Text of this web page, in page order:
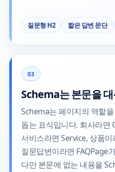
질문형 H2 짧은 답변 문단
03
Schema는 본문을
Schema는 페이지의 역할
돕는 표식입니다. 회사라면
서비스라면 Service, 상품
질문답변이라면 FAQPage
다만 본문에 없는 내용을